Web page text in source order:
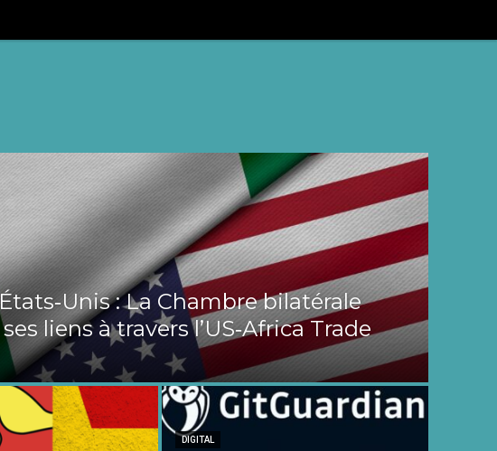
: La Chambre bilatérale
liens à travers l’US‑Africa Trade
DIGITAL